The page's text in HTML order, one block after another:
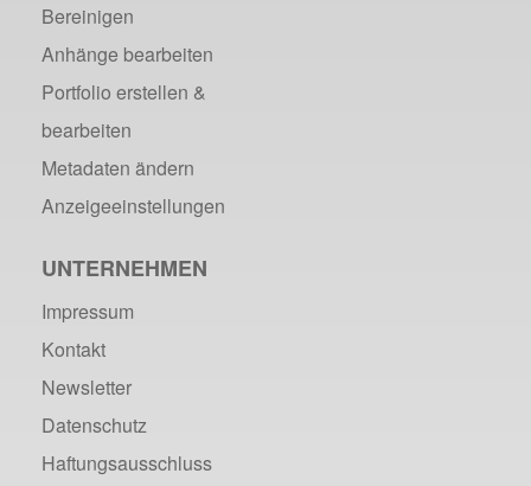
Bereinigen
Anhänge bearbeiten
Portfolio erstellen &
bearbeiten
Metadaten ändern
Anzeigeeinstellungen
UNTERNEHMEN
Impressum
Kontakt
Newsletter
Datenschutz
Haftungsausschluss